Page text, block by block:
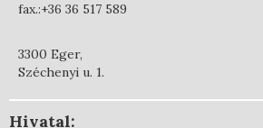
fax.:+36 36 517 589
3300 Eger,
Széchenyi u. 1.
Hivatal: